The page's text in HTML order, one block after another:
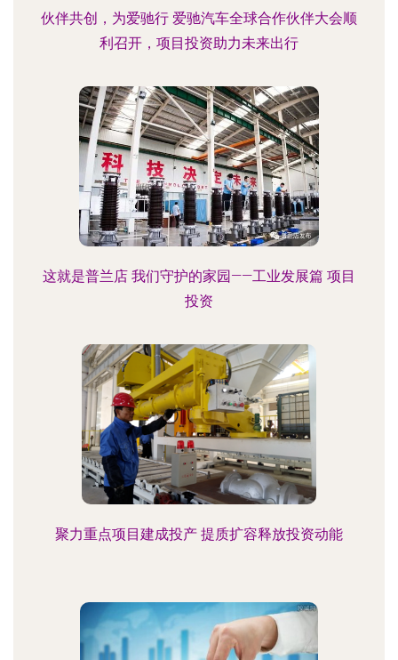
伙伴共创，为爱驰行 爱驰汽车全球合作伙伴大会顺
利召开，项目投资助力未来出行
这就是普兰店 我们守护的家园——工业发展篇 项目
投资
聚力重点项目建成投产 提质扩容释放投资动能